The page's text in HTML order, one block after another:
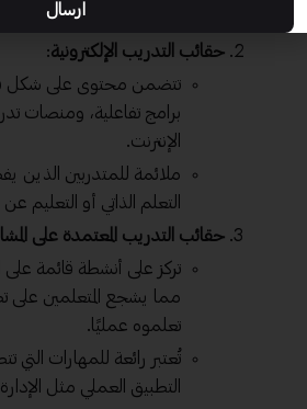
حقائب التدريب الإلكترونية:
تتضمن محتوى على شكل
برامج تفاعلية، ومنصات
الإنترنت.
ملائمة للمتدربين الذين
التعلم الذاتي أو التعليم
حقائب التدريب المعتمدة على
تركز على أنشطة قائمة على
مما يشجع المتعلمين على
تعلموه عمليًا.
تُعتبر رائعة للمهارات التي
التطبيق العملي مثل
ارسال